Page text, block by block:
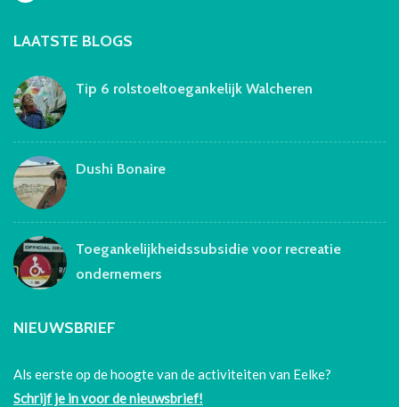
LAATSTE BLOGS
Tip 6 rolstoeltoegankelijk Walcheren
Dushi Bonaire
Toegankelijkheidssubsidie voor recreatie
ondernemers
NIEUWSBRIEF
Als eerste op de hoogte van de activiteiten van Eelke?
Schrijf je in voor de nieuwsbrief!